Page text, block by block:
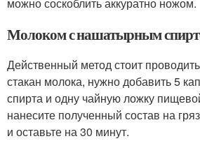
можно соскоблить аккуратно ножом.
Молоком с нашатырным
Действенный метод стоит
стакан молока, нужно добавить 5
спирта и одну чайную ложку
нанесите полученный состав на
и оставьте на 30 минут.